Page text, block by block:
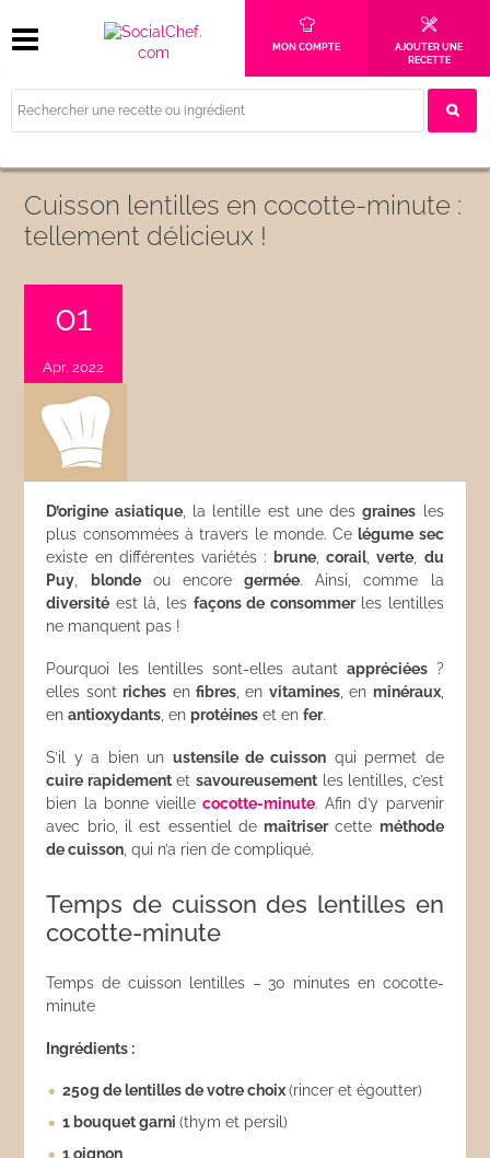
MON COMPTE
AJOUTER UNE
RECETTE
Cuisson lentilles en cocotte-minute :
tellement délicieux !
01
Apr, 2022
D’origine asiatique, la lentille est une desgraines les
plus consommées à travers le monde. Ce légume sec
existe en différentes variétés : brune ,corail,verte
du
Puy
blondeou encoregermée. Ainsi, comme la
diversité est là, les façons de consommerles lentilles
ne manquent pas !
Pourquoi les lentilles sont-elles autant appréciées?
elles sontriches en fibres , en vitamines, en minéraux,
enantioxydants , enprotéines et enfer.
S’il y a bien un ustensile de cuisson qui permet de
cuire rapidementet savoureusement les lentilles, c’est
bien la bonne vieillecocotte-minute. Afin d’y parvenir
avec brio, il est essentiel demaitrisercette méthode
de cuisson , qui n’a rien de compliqué.
Temps de cuisson des lentilles en
cocotte-minute
Temps de cuisson lentilles – 30 minutes en cocotte-
minute
Ingrédients :
250g de lentilles de votre choix(rincer et égoutter)
1 bouquet garni(thym et persil)
1 oignon